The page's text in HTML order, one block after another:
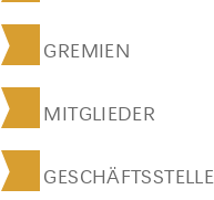
GREMIEN
MITGLIEDER
GESCHÄFTSSTELLE